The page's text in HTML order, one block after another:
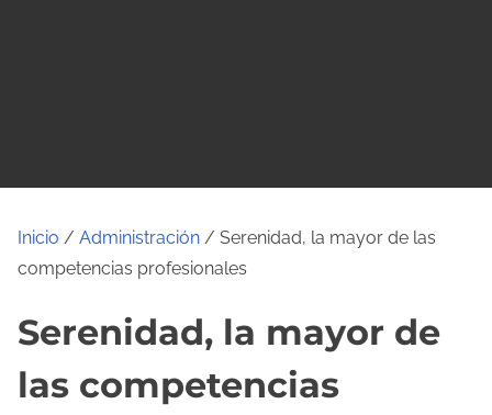
Inicio / Administración / Serenidad, la mayor de las
competencias profesionales
Serenidad, la mayor de
las competencias